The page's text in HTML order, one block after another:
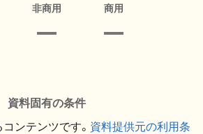
非商用 商用
資料固有の条件
ンテンツです。 資料提供元の利用条